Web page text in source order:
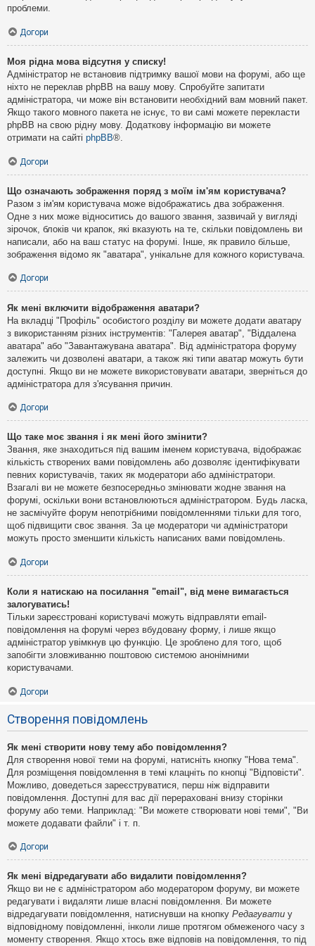
проблеми.
Догори
Моя рідна мова відсутня у списку!
Адміністратор не встановив підтримку вашої мови на форумі, або ще
ніхто не переклав phpBB на вашу мову. Спробуйте запитати
адміністратора, чи може він встановити необхідний вам мовний пакет.
Якщо такого мовного пакета не існує, то ви самі можете перекласти
phpBB на свою рідну мову. Додаткову інформацію ви можете
отримати на сайті phpBB®.
Догори
Що означають зображення поряд з моїм ім'ям користувача?
Разом з ім'ям користувача може відображатись два зображення.
Одне з них може відноситись до вашого звання, зазвичай у вигляді
зірочок, блоків чи крапок, які вказують на те, скільки повідомлень ви
написали, або на ваш статус на форумі. Інше, як правило більше,
зображення відомо як "аватара", унікальне для кожного користувача.
Догори
Як мені включити відображення аватари?
На вкладці "Профіль" особистого розділу ви можете додати аватару
з використанням різних інструментів: "Галерея аватар", "Віддалена
аватара" або "Завантажувана аватара". Від адміністратора форуму
залежить чи дозволені аватари, а також які типи аватар можуть бути
доступні. Якщо ви не можете використовувати аватари, зверніться до
адміністратора для з'ясування причин.
Догори
Що таке моє звання і як мені його змінити?
Звання, яке знаходиться під вашим іменем користувача, відображає
кількість створених вами повідомлень або дозволяє ідентифікувати
певних користувачів, таких як модератори або адміністратори.
Взагалі ви не можете безпосередньо змінювати жодне звання на
форумі, оскільки вони встановлюються адміністратором. Будь ласка,
не засмічуйте форум непотрібними повідомленнями тільки для того,
щоб підвищити своє звання. За це модератори чи адміністратори
можуть просто зменшити кількість написаних вами повідомлень.
Догори
Коли я натискаю на посилання "email", від мене вимагається
залогуватись!
Тільки зареєстровані користувачі можуть відправляти email-
повідомлення на форумі через вбудовану форму, і лише якщо
адміністратор увімкнув цю функцію. Це зроблено для того, щоб
запобігти зловживанню поштовою системою анонімними
користувачами.
Догори
Створення повідомлень
Як мені створити нову тему або повідомлення?
Для створення нової теми на форумі, натисніть кнопку "Нова тема".
Для розміщення повідомлення в темі клацніть по кнопці "Відповісти".
Можливо, доведеться зареєструватися, перш ніж відправити
повідомлення. Доступні для вас дії перераховані внизу сторінки
форуму або теми. Наприклад: "Ви можете створювати нові теми", "Ви
можете додавати файли" і т. п.
Догори
Як мені відредагувати або видалити повідомлення?
Якщо ви не є адміністратором або модератором форуму, ви можете
редагувати і видаляти лише власні повідомлення. Ви можете
відредагувати повідомлення, натиснувши на кнопку Редагувати у
відповідному повідомленні, інколи лише протягом обмеженого часу з
моменту створення. Якщо хтось вже відповів на повідомлення, то під